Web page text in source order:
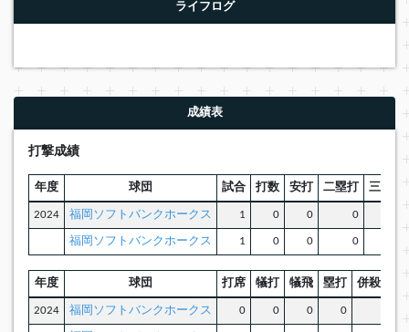
ライフログ
成績表
打撃成績
年度 球団 試合 打数 安打 二塁打 三塁打
2024 福岡ソフトバンクホークス 1 0 0 0
福岡ソフトバンクホークス 1 0 0 0
年度 球団 打席 犠打 犠飛 塁打 併殺打
2024 福岡ソフトバンクホークス 0 0 0 0